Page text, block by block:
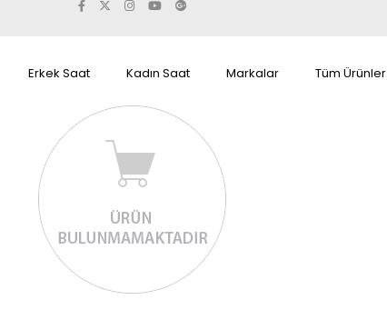
Erkek Saat Kadın Saat Markalar Tüm Ürünler